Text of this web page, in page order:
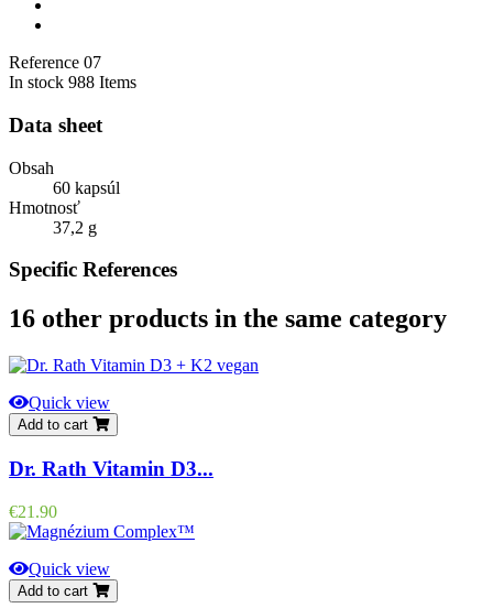
Reference 07
In stock 988 Items
Data sheet
Obsah
60 kapsúl
Hmotnosť
37,2 g
Specific References
16 other products in the same category
Quick view
Add to cart
Dr. Rath Vitamin D3...
Price
€21.90
Quick view
Add to cart